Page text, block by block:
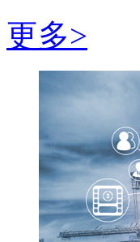
更多>